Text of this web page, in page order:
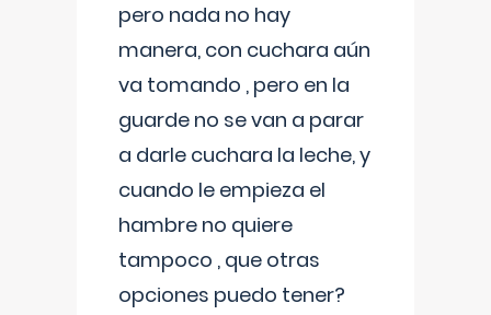
pero nada no hay
manera, con cuchara aún
va tomando , pero en la
guarde no se van a parar
a darle cuchara la leche, y
cuando le empieza el
hambre no quiere
tampoco , que otras
opciones puedo tener?